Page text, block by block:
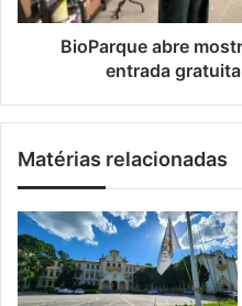
e
u
n
e
l
e
e
o
s
a
d
e
BioParque abre
entrada
Matérias relacionadas